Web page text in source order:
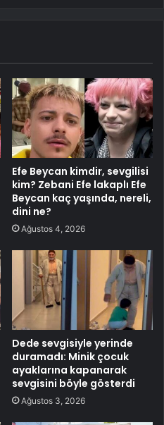
Efe Beycan kimdir, sevgilisi
kim? Zebani Efe lakaplı Efe
Beycan kaç yaşında, nereli,
dini ne?
Ağustos 4, 2026
Dede sevgisiyle yerinde
duramadı: Minik çocuk
ayaklarına kapanarak
sevgisini böyle gösterdi
Ağustos 3, 2026